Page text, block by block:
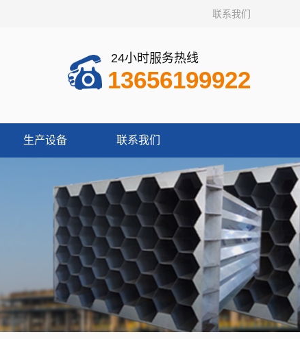
联系我们
24小时服务热线
13656199922
生产设备 联系我们